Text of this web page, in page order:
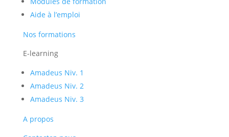
Aide à l’emploi
Nos formations
E-learning
Amadeus Niv. 1
Amadeus Niv. 2
Amadeus Niv. 3
A propos